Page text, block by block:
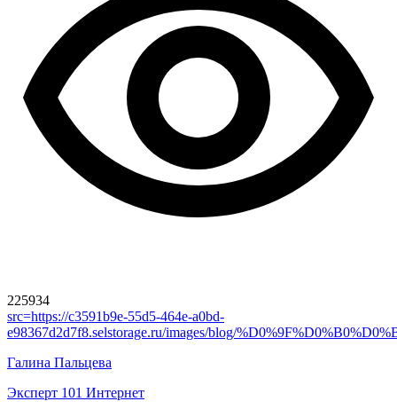
225934
src=https://c3591b9e-55d5-464e-a0bd-
e98367d2d7f8.selstorage.ru/images/blog/
Галина Пальцева
Эксперт 101 Интернет